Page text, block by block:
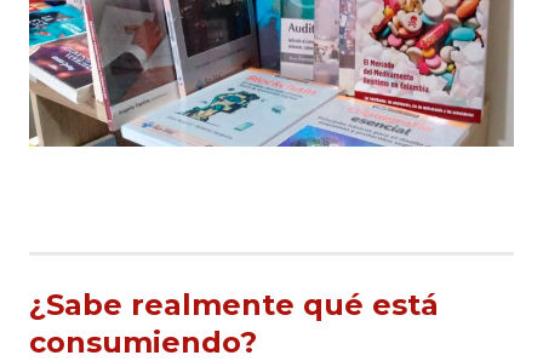
¿Sabe realmente qué está
consumiendo?